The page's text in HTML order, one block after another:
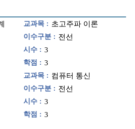
교과목 : 초고주파 이론
이수구분 : 전선
시수 : 3
학점 : 3
교과목 : 컴퓨터 통신
이수구분 : 전선
시수 : 3
학점 : 3